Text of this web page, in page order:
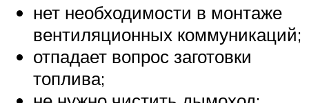
нет необходимости в монтаже
вентиляционных коммуникаций;
отпадает вопрос заготовки
топлива;